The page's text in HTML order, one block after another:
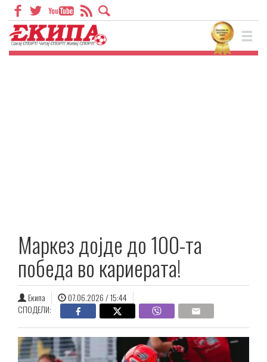
Маркез дојде до 100-та
победа во кариерата!
Екипа
07.06.2026 / 15:44
СПОДЕЛИ: